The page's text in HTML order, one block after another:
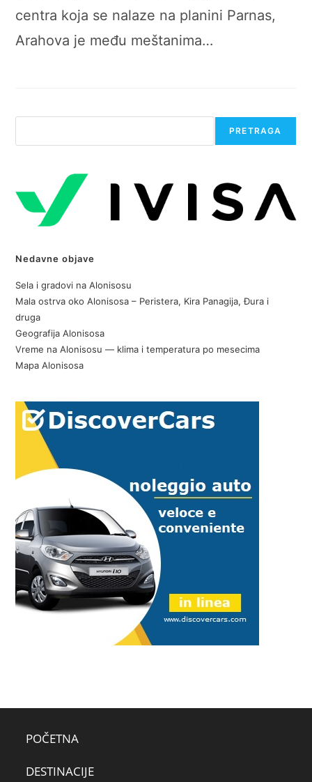
centra koja se nalaze na planini Parnas,
Arahova je među meštanima…
PRETRAGA
Nedavne objave
Sela i gradovi na Alonisosu
Mala ostrva oko Alonisosa – Peristera, Kira Panagija, Đura i
druga
Geografija Alonisosa
Vreme na Alonisosu — klima i temperatura po mesecima
Mapa Alonisosa
POČETNA
DESTINACIJE